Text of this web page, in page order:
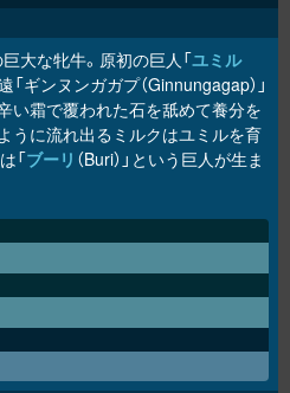
大な牝牛。原初の巨人「ユミル
「ギンヌンガガプ（Ginnungagap）」
い霜で覆われた石を舐めて養分を
うに流れ出るミルクはユミルを育
「ブーリ （Buri）」という巨人が生ま